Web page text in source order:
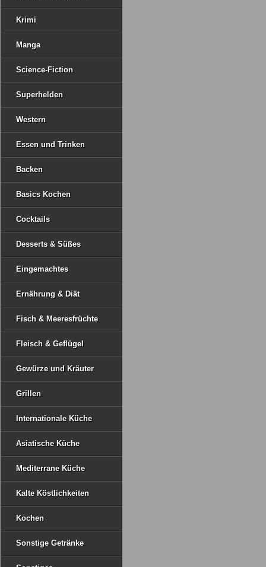
Krimi
Manga
Science-Fiction
Superhelden
Western
Essen und Trinken
Backen
Basics Kochen
Cocktails
Desserts & Süßes
Eingemachtes
Ernährung & Diät
Fisch & Meeresfrüchte
Fleisch & Geflügel
Gewürze und Kräuter
Grillen
Internationale Küche
Asiatische Küche
Mediterrane Küche
Kalte Köstlichkeiten
Kochen
Sonstige Getränke